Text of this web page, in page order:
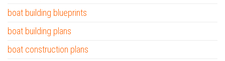
boat building blueprints
boat building plans
boat construction plans